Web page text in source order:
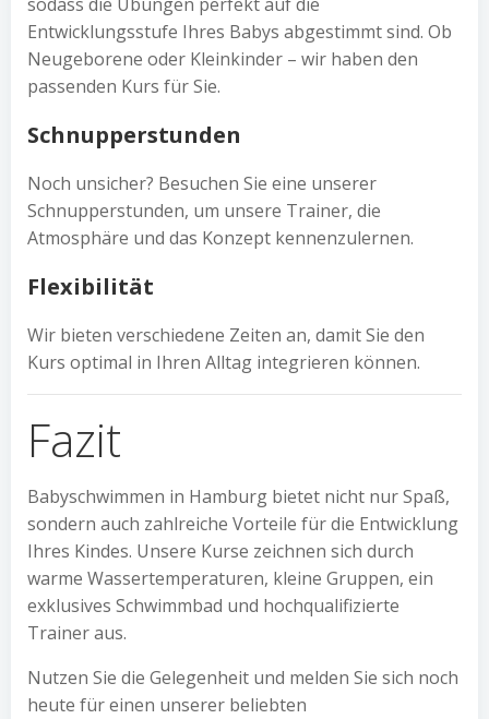
Entwicklungsstufe Ihres Babys abgestimmt sind. Ob
Neugeborene oder Kleinkinder – wir haben den
passenden Kurs für Sie.
Schnupperstunden
Noch unsicher? Besuchen Sie eine unserer
Schnupperstunden, um unsere Trainer, die
Atmosphäre und das Konzept kennenzulernen.
Flexibilität
Wir bieten verschiedene Zeiten an, damit Sie den
Kurs optimal in Ihren Alltag integrieren können.
Fazit
Babyschwimmen in Hamburg bietet nicht nur Spaß,
sondern auch zahlreiche Vorteile für die Entwicklung
Ihres Kindes. Unsere Kurse zeichnen sich durch
warme Wassertemperaturen, kleine Gruppen, ein
exklusives Schwimmbad und hochqualifizierte
Trainer aus.
Nutzen Sie die Gelegenheit und melden Sie sich noch
heute für einen unserer beliebten